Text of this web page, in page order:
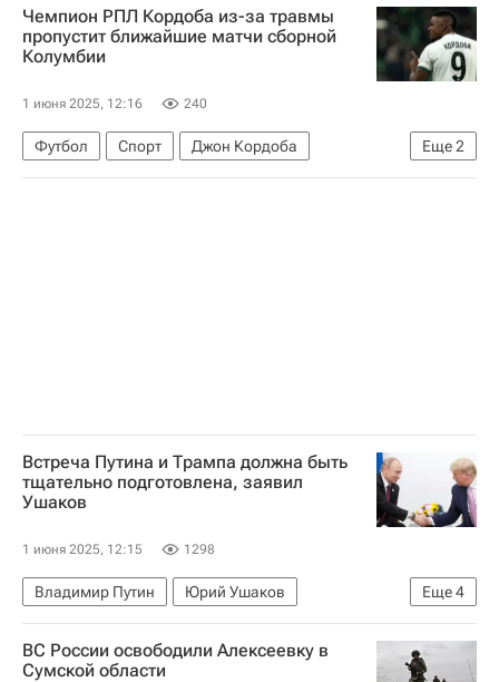
Михаил Евраев
Владислав Шапша
Александр Богомаз
Следственный комитет России (СК РФ)
Обрушение моста на поезд в Брянской области
Чемпион РПЛ Кордоба из-за травмы
пропустит ближайшие матчи сборной
Колумбии
1 июня 2025, 12:16 240
Еще2
Футбол Спорт
Джон Кордоба
Краснодар
Интернасьонал
Встреча Путина и Трампа должна быть
тщательно подготовлена, заявил
Ушаков
1 июня 2025, 12:15 1298
Еще4
Владимир Путин
Юрий Ушаков
Дональд Трамп
США Россия В мире
ВС России освободили Алексеевку в
Сумской области